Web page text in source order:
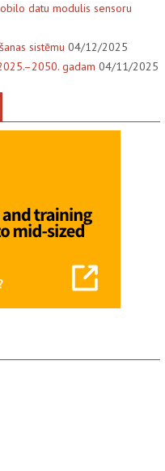
datu modulis sensoru
sistēmu 04/12/2025
gadam 04/11/2025